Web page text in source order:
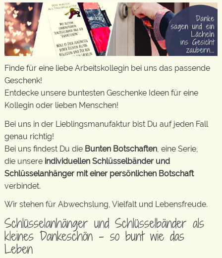
Finde für eine liebe Arbeitskollegin bei uns das passende
Geschenk!
Entdecke unsere buntesten Geschenke Ideen für eine
Kollegin oder lieben Menschen!
Bei uns in der Lieblingsmanufaktur bist Du auf jeden Fall
genau richtig!
Bei uns findest Du die Bunten Botschaften , eine Serie,
die unsere individuellen Schlüsselbänder und
Schlüsselanhänger mit einer persönlichen Botschaft
verbindet.
Wir stehen für Abwechslung, Vielfalt und Lebensfreude.
Schlüsselanhänger und Schlüsselbänder als
kleines Dankeschön – so bunt wie das
Leben